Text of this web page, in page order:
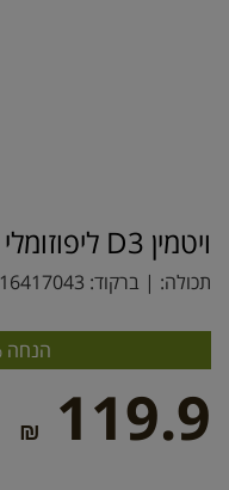
ויטמין D3 ליפוזומלי - אקוסאפ
תכולה: | ברקוד: 16417043
הנחה 5% לחברי מועדון
119.9
₪